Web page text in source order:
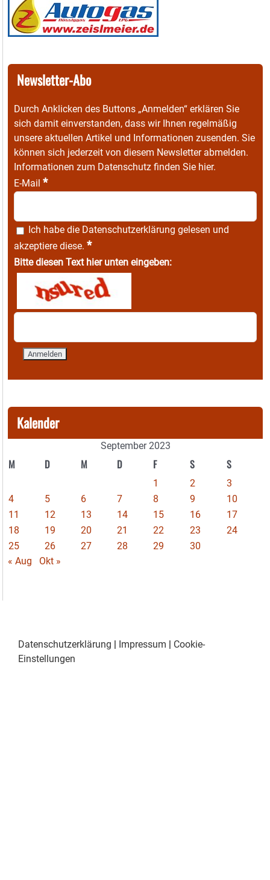
Newsletter-Abo
Durch Anklicken des Buttons „Anmelden“ erklären Sie
sich damit einverstanden, dass wir Ihnen regelmäßig
unsere aktuellen Artikel und Informationen zusenden. Sie
können sich jederzeit von diesem Newsletter abmelden.
Informationen zum Datenschutz finden Sie hier.
E-Mail *
Ich habe die Datenschutzerklärung gelesen und
akzeptiere diese. *
Bitte diesen Text hier unten eingeben:
Kalender
September 2023
M D M D F S S
1 2
3
4
5 6 7 8 9
10
11
12 13 14 15 16
17
18
19 20 21 22 23
24
25
26 27 28 29
30
« Aug
Okt »
Datenschutzerklärung Impressum
Cookie-
Einstellungen